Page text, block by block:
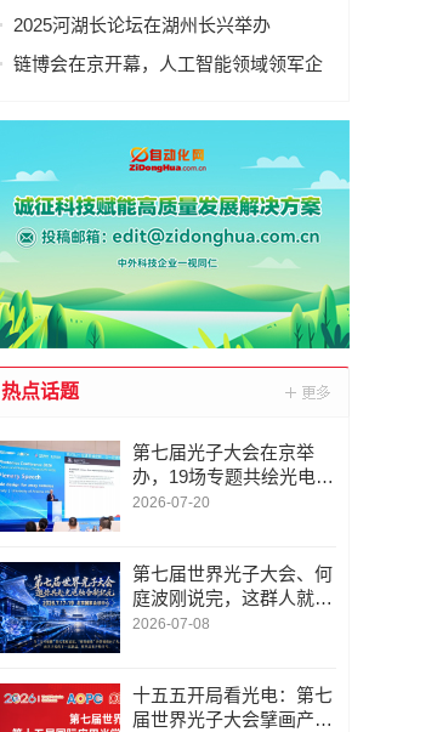
科技论坛，共同探讨医疗科技企业出海
2025河湖长论坛在湖州长兴举办
链博会在京开幕，人工智能领域领军企
热点话题
第七届光子大会在京举
办，19场专题共绘光电产
业新蓝图
2026-07-20
第七届世界光子大会、何
庭波刚说完，这群人就要
开讲了
2026-07-08
十五五开局看光电：第七
届世界光子大会擘画产业